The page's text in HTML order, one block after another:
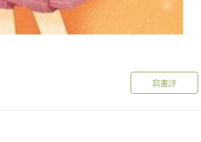
寫書評